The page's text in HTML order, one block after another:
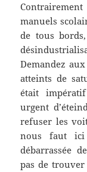
manuels
de tous
Demandez
atteints de
était
urgent
refuser les
nous faut
débarrassée
pas de